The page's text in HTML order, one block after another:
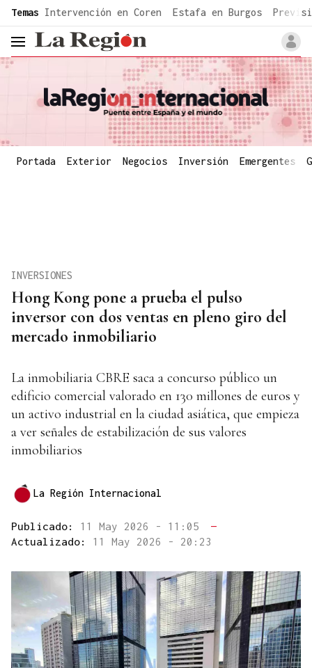
common.go-to-content
Temas Intervención en Coren Estafa en Burgos
header.menu.open
Portada Exterior Negocios Inversión Emergentes
Hong Kong pone a prueba el pulso
inversor con dos ventas en pleno giro del
mercado inmobiliario
INVERSIONES
La inmobiliaria CBRE saca a concurso público un
edificio comercial valorado en 130 millones de euros y
un activo industrial en la ciudad asiática, que empieza
a ver señales de estabilización de sus valores
inmobiliarios
La Región Internacional
Publicado: 11 May 2026 - 11:05
—
Actualizado: 11 May 2026 - 20:23